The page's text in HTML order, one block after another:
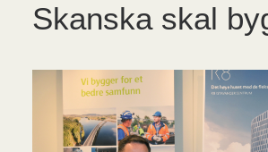
Skanska skal